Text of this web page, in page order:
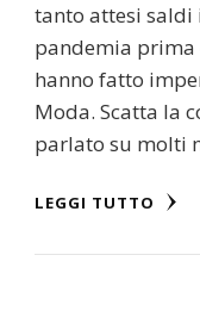
tanto attesi saldi
pandemia prima
hanno fatto
Moda. Scatta la
parlato su molti
LEGGI TUTTO